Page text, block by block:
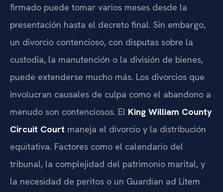
firmado puede tomar varios meses desde la
presentación hasta el decreto final. Sin embargo,
un divorcio contencioso, con disputas sobre la
custodia, la manutención o la división de bienes,
puede extenderse mucho más. Los divorcios que
involucran causales de culpa como el abandono a
menudo son contenciosos. El King William County
Circuit Court maneja el divorcio y la distribución
equitativa. Factores como el calendario del
tribunal, la complejidad del patrimonio marital, y
la necesidad de peritos o un Guardian ad Litem